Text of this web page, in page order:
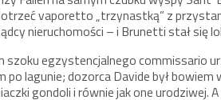
vaporetto „trzynastką” z
nieruchomości – i Brunetti stał się
szoku egzystencjalnego commissario
po lagunie; dozorca Davide był
gondoli i równie jak one